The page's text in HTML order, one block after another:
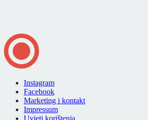
Instagram
Facebook
Marketing i kontakt
Impressum
Uvjeti korištenja